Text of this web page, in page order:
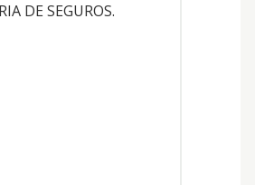
DE SEGUROS.